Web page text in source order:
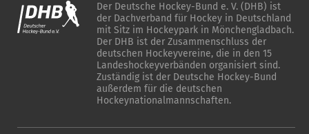
Der Deutsche Hockey-Bund e. V. (DHB) ist
der Dachverband für Hockey in Deutschland
mit Sitz im Hockeypark in Mönchengladbach.
Der DHB ist der Zusammenschluss der
deutschen Hockeyvereine, die in den 15
Landeshockeyverbänden organisiert sind.
Zuständig ist der Deutsche Hockey-Bund
außerdem für die deutschen
Hockeynationalmannschaften.